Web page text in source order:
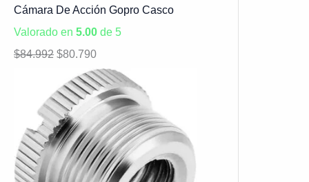
Cámara De Acción Gopro Casco
Valorado en 5.00 de 5
$84.992 $80.790